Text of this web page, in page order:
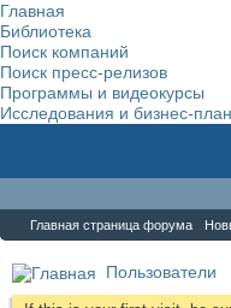
Главная
Библиотека
Поиск компаний
Поиск пресс-релизов
Программы и видеокурсы
Исследования и бизнес-
Главная страница форума
Пользователи